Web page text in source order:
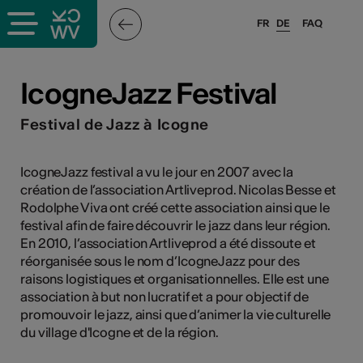
FAQ
FR DE
IcogneJazz Festival
Festival de Jazz à Icogne
IcogneJazz festival a vu le jour en 2007 avec la
création de l’association Artliveprod. Nicolas Besse et
Rodolphe Viva ont créé cette association ainsi que le
festival afin de faire découvrir le jazz dans leur région.
En 2010, l’association Artliveprod a été dissoute et
réorganisée sous le nom d’IcogneJazz pour des
raisons logistiques et organisationnelles. Elle est une
association à but non lucratif et a pour objectif de
promouvoir le jazz, ainsi que d’animer la vie culturelle
du village d'Icogne et de la région.